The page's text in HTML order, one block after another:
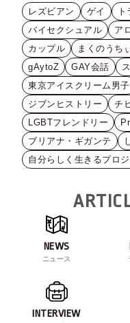
レズビアン ゲイ
バイセクシュアル
ア
カップル
まくのうち
gAytoZ
GAY会話
東京アイスクリーム男子
ジブンヒストリー
チ
LGBTフレンドリー
ブリアナ・ギガンテ
自分らしく生きるプロ
NEWS
ニュース
INTERVIEW